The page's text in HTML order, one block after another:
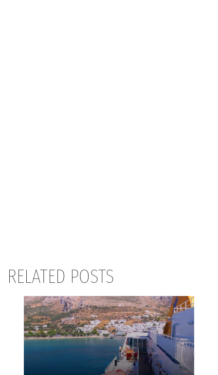
RELATED POSTS